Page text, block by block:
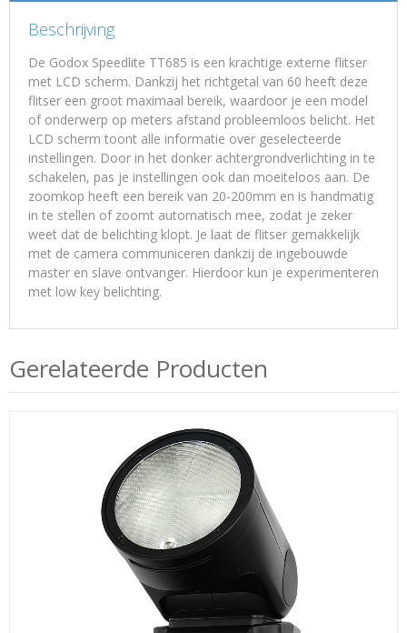
Beschrijving
De Godox Speedlite TT685 is een krachtige externe flitser
met LCD scherm. Dankzij het richtgetal van 60 heeft deze
flitser een groot maximaal bereik, waardoor je een model
of onderwerp op meters afstand probleemloos belicht. Het
LCD scherm toont alle informatie over geselecteerde
instellingen. Door in het donker achtergrondverlichting in te
schakelen, pas je instellingen ook dan moeiteloos aan. De
zoomkop heeft een bereik van 20-200mm en is handmatig
in te stellen of zoomt automatisch mee, zodat je zeker
weet dat de belichting klopt. Je laat de flitser gemakkelijk
met de camera communiceren dankzij de ingebouwde
master en slave ontvanger. Hierdoor kun je experimenteren
met low key belichting.
Gerelateerde Producten